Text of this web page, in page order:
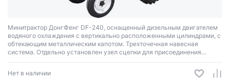
Минитрактор ДонгФенг DF-240, оснащенный дизельным двигателем
водяного охлаждения с вертикально расположенными цилиндрами, с
обтекающим металлическим капотом. Трехточечная навесная
система. Отдельно установлен узел сцепки для присоединения
прицепных орудий. Электрооборудование однопроводное, 12 В:
электростартер, электрогенератор с регулятором, фары передние и
задняя.
Нет в наличии